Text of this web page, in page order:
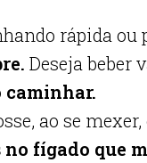
rápida ou
Deseja beber
caminhar.
ao se mexer,
no fígado que